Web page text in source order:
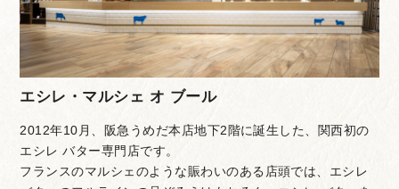
エシレ・マルシェ オ ブール
2012年10月、阪急うめだ本店地下2階に誕生した、関西初の
エシレ バター専門店です。
フランスのマルシェのような賑わいのある店頭では、エシレ